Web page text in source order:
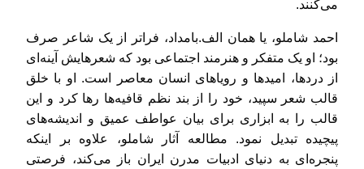
می‌کنند.
احمد شاملو، یا همان الف.بامداد، فراتر از یک شاعر صرف
بود؛ او یک متفکر و هنرمند اجتماعی بود که شعرهایش آینه‌ای
از دردها، امیدها و رویاهای انسان معاصر است. او با خلق
قالب شعر سپید، خود را از بند نظم قافیه‌ها رها کرد و این
قالب را به ابزاری برای بیان عواطف عمیق و اندیشه‌های
پیچیده تبدیل نمود. مطالعه آثار شاملو، علاوه بر اینکه
پنجره‌ای به دنیای ادبیات مدرن ایران باز می‌کند، فرصتی